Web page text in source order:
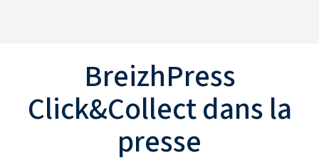
BreizhPress
Click&Collectdans la
presse